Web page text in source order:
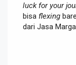
luck for your
bisa flexing
dari Jasa